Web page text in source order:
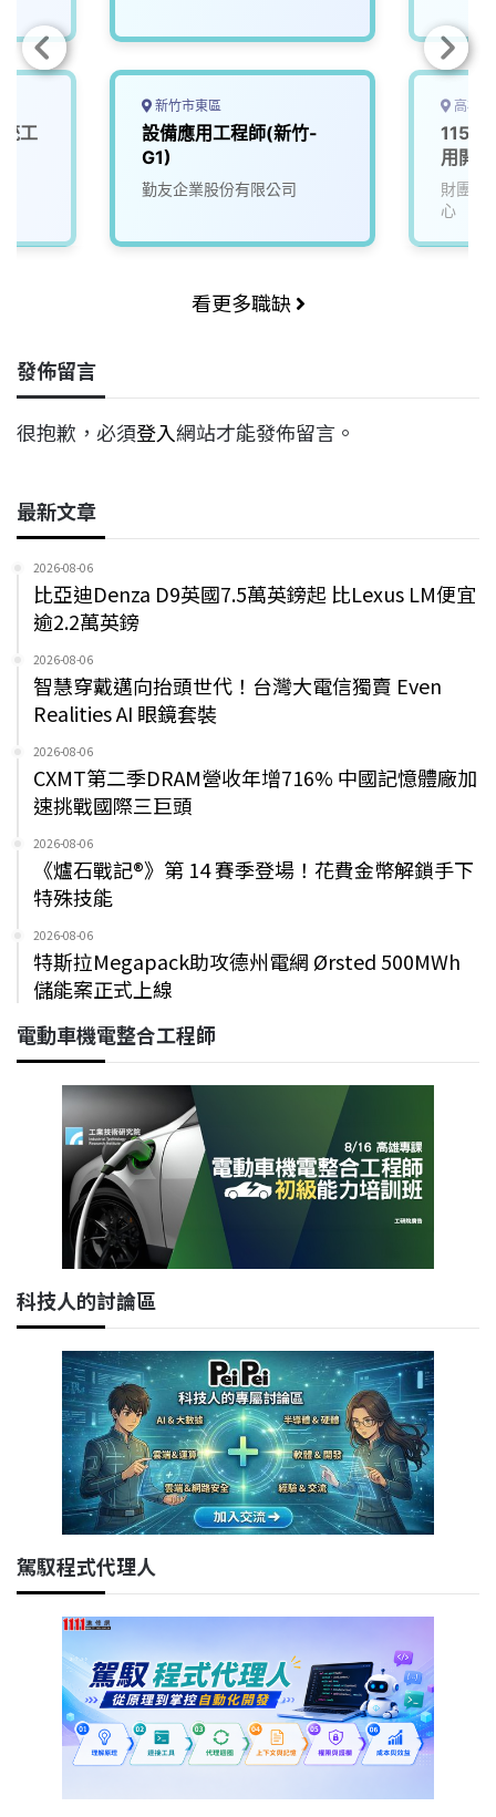
工
新竹市東區
設備應用工程師(新竹-
G1)
勤友企業股份有限公司
高雄
用開
財團法
心
看更多職缺
發佈留言
很抱歉，必須登入網站才能發佈留言。
最新文章
2026-08-06
比亞迪Denza D9英國7.5萬英鎊起 比Lexus LM便宜
逾2.2萬英鎊
2026-08-06
智慧穿戴邁向抬頭世代！台灣大電信獨賣 Even
Realities AI 眼鏡套裝
2026-08-06
CXMT第二季DRAM營收年增716% 中國記憶體廠加
速挑戰國際三巨頭
2026-08-06
《爐石戰記®》第 14 賽季登場！花費金幣解鎖手下
特殊技能
2026-08-06
特斯拉Megapack助攻德州電網 Ørsted 500MWh
儲能案正式上線
電動車機電整合工程師
科技人的討論區
駕馭程式代理人